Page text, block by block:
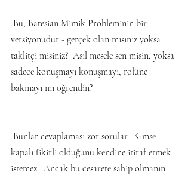
versiyonudur - gerçek olan mısınız yoksa
taklitçi misiniz?  Asıl mesele sen misin, yoksa
sadece konuşmayı konuşmayı, rolüne
bakmayı mı öğrendin?
kapalı fikirli olduğunu kendine itiraf etmek
istemez.  Ancak bu cesarete sahip olmanın